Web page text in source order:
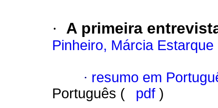
· A primeira
Pinheiro, Márcia Estarque
· resumo em
Português (
pdf )